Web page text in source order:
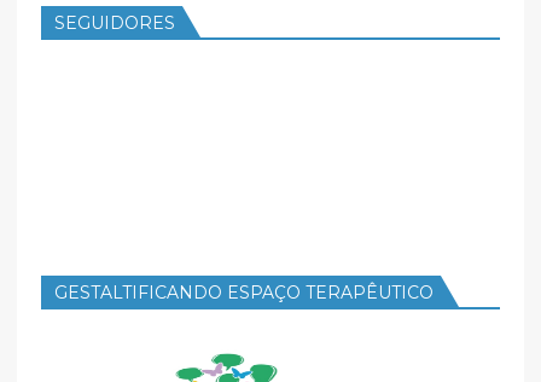
SEGUIDORES
GESTALTIFICANDO ESPAÇO TERAPÊUTICO